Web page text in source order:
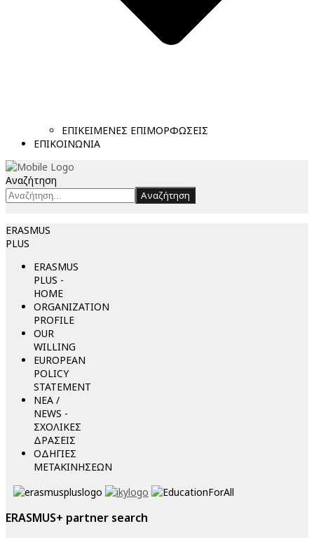
ΕΠΙΚΕΙΜΕΝΕΣ ΕΠΙΜΟΡΦΩΣΕΙΣ
ΕΠΙΚΟΙΝΩΝΙΑ
Αναζήτηση
Αναζήτηση
ERASMUS
PLUS
ERASMUS
PLUS -
HOME
ORGANIZATION
PROFILE
OUR
WILLING
EUROPEAN
POLICY
STATEMENT
ΝΕΑ /
NEWS -
ΣΧΟΛΙΚΕΣ
ΔΡΑΣΕΙΣ
ΟΔΗΓΙΕΣ
ΜΕΤΑΚΙΝΗΣΕΩΝ
ERASMUS+ partner search